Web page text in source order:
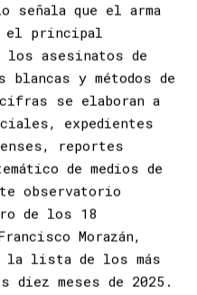
señala que el arma
el principal
asesinatos de
blancas y métodos de
se elaboran a
expedientes
reportes
de medios de
observatorio
de los 18
Morazán,
la lista de los más